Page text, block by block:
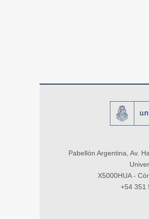
Pabellón Argentina, Av.
X5000HUA -
+54 351